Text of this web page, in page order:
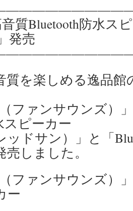
音質Bluetooth防水ス
発売
質を楽しめる逸品
（ファンサウンズ）
スピーカー
レッドサン）」と「
しました。
（ファンサウンズ）
ー